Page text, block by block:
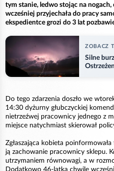
tym stanie, ledwo stojąc na nogach,
wcześniej przyjechała do pracy
ekspedientce grozi do 3 lat
ZOBACZ
Silne
Do tego zdarzenia doszło we
14:30 dyżurny głubczyckiej
nietrzeźwej pracownicy jednego z
miejsce natychmiast skierował
Zgłaszająca kobieta
ją zachowanie pracownicy sklepu.
utrzymaniem równowagi, a w